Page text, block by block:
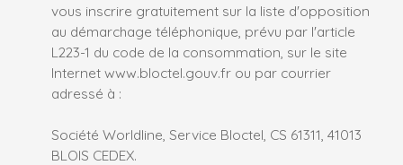
vous inscrire gratuitement sur la liste d'opposition
au démarchage téléphonique, prévu par l'article
L223-1 du code de la consommation, sur le site
Internet www.bloctel.gouv.fr ou par courrier
adressé à :
Société Worldline, Service Bloctel, CS 61311, 41013
BLOIS CEDEX.